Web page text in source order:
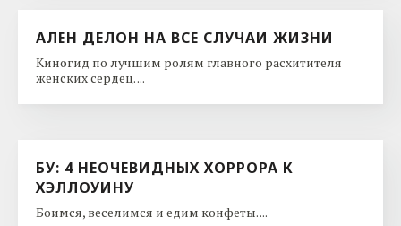
АЛЕН ДЕЛОН НА ВСЕ СЛУЧАИ ЖИЗНИ
Киногид по лучшим ролям главного расхитителя
женских сердец. ...
БУ: 4 НЕОЧЕВИДНЫХ ХОРРОРА К
ХЭЛЛОУИНУ
Боимся, веселимся и едим конфеты. ...